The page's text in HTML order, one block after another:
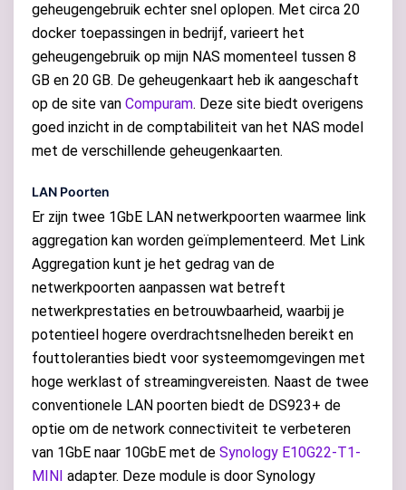
geheugengebruik echter snel oplopen. Met circa 20
docker toepassingen in bedrijf, varieert het
geheugengebruik op mijn NAS momenteel tussen 8
GB en 20 GB. De geheugenkaart heb ik aangeschaft
op de site van Compuram. Deze site biedt overigens
goed inzicht in de comptabiliteit van het NAS model
met de verschillende geheugenkaarten.
LAN Poorten
Er zijn twee 1GbE LAN netwerkpoorten waarmee link
aggregation kan worden geïmplementeerd. Met Link
Aggregation kunt je het gedrag van de
netwerkpoorten aanpassen wat betreft
netwerkprestaties en betrouwbaarheid, waarbij je
potentieel hogere overdrachtsnelheden bereikt en
fouttoleranties biedt voor systeemomgevingen met
hoge werklast of streamingvereisten. Naast de twee
conventionele LAN poorten biedt de DS923+ de
optie om de network connectiviteit te verbeteren
van 1GbE naar 10GbE met de Synology E10G22-T1-
MINI adapter. Deze module is door Synology